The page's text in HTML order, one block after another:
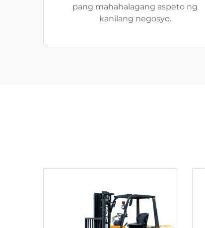
pang mahahalagang aspeto ng
kanilang negosyo.